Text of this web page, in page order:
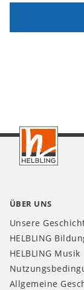
Footer
CH
ÜBER UNS
Unsere
HELBLING
HELBLING Musik
Allgemeine